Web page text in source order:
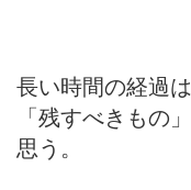
長い時間の経過は
「残すべきもの
思う。